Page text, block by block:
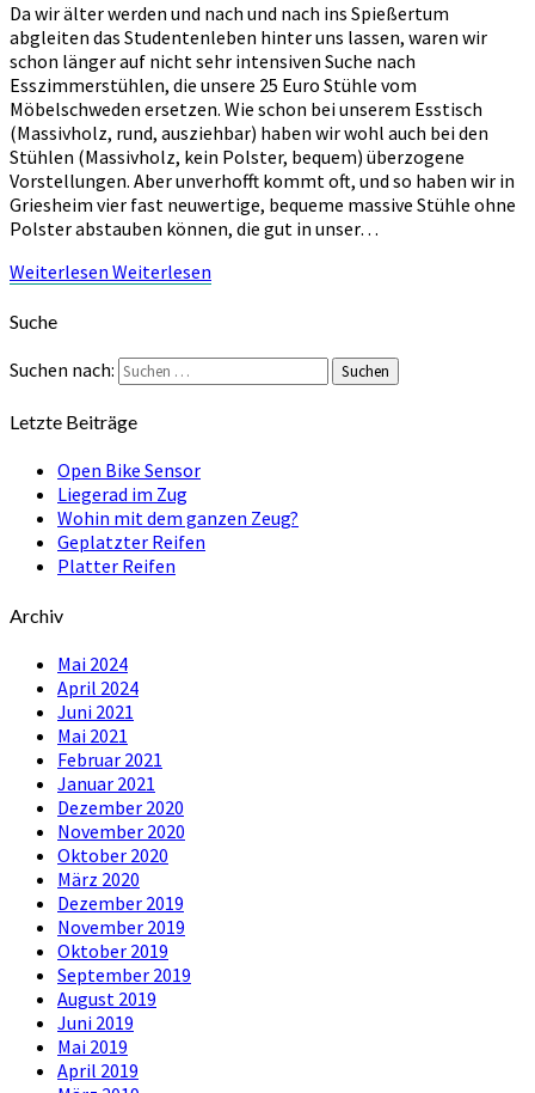
Da wir älter werden und nach und nach ins Spießertum
abgleiten das Studentenleben hinter uns lassen, waren wir
schon länger auf nicht sehr intensiven Suche nach
Esszimmerstühlen, die unsere 25 Euro Stühle vom
Möbelschweden ersetzen. Wie schon bei unserem Esstisch
(Massivholz, rund, ausziehbar) haben wir wohl auch bei den
Stühlen (Massivholz, kein Polster, bequem) überzogene
Vorstellungen. Aber unverhofft kommt oft, und so haben wir in
Griesheim vier fast neuwertige, bequeme massive Stühle ohne
Polster abstauben können, die gut in unser…
Weiterlesen Weiterlesen
Suche
Suchen nach: Suchen
Letzte Beiträge
Open Bike Sensor
Liegerad im Zug
Wohin mit dem ganzen Zeug?
Geplatzter Reifen
Platter Reifen
Archiv
Mai 2024
April 2024
Juni 2021
Mai 2021
Februar 2021
Januar 2021
Dezember 2020
November 2020
Oktober 2020
März 2020
Dezember 2019
November 2019
Oktober 2019
September 2019
August 2019
Juni 2019
Mai 2019
April 2019